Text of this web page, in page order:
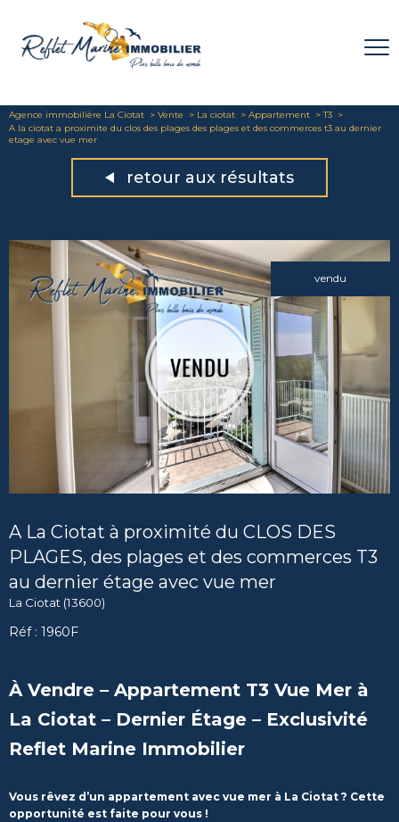
Agence immobilière La Ciotat Vente La ciotat Appartement
T3
A la ciotat a proximite du clos des plages des plages et des commerces t3 au dernier
etage avec vue mer
retour aux résultats
vendu
A La Ciotat à proximité du CLOS DES
PLAGES, des plages et des commerces T3
au dernier étage avec vue mer
La Ciotat (13600)
Réf : 1960F
À Vendre – Appartement T3 Vue Mer à
La Ciotat – Dernier Étage – Exclusivité
Reflet Marine Immobilier
Vous rêvez d’un appartement avec vue mer à La Ciotat ? Cette
opportunité est faite pour vous !